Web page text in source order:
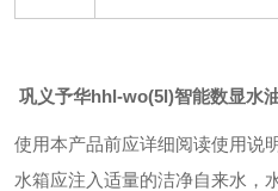
巩义予华hhl-wo(5l)智能数显水
使用本产品前应详细阅读使用说明
水箱应注入适量的洁净自来水，